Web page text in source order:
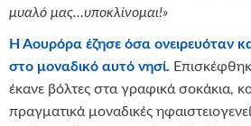
μυαλό μας…υποκλίνομαι!»
Η Αουρόρα έζησε όσα ονειρευόταν
στο μοναδικό αυτό νησί.
έκανε βόλτες στα γραφικά σοκάκια,
πραγματικά μοναδικές